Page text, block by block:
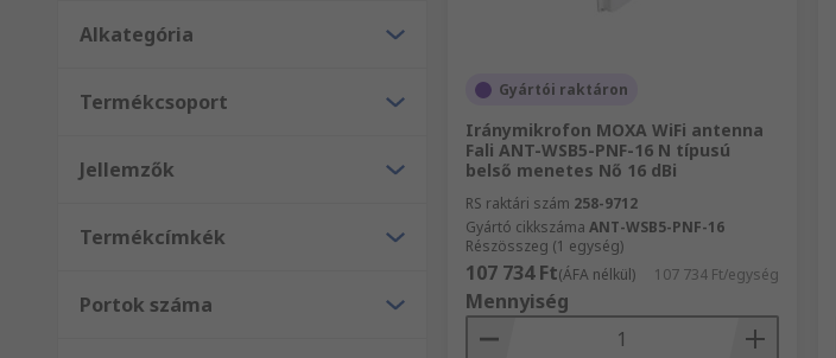
Alkategória
Termékcsoport
Jellemzők
Termékcímkék
Portok száma
Gyártói raktáron
Iránymikrofon MOXA WiFi antenna
Fali ANT-WSB5-PNF-16 N típusú
belső menetes Nő 16 dBi
RS raktári szám 258-9712
Gyártó cikkszáma ANT-WSB5-PNF-16
Részösszeg (1 egység)
107 734 Ft(ÁFA nélkül) 107 734 Ft/egység
Mennyiség